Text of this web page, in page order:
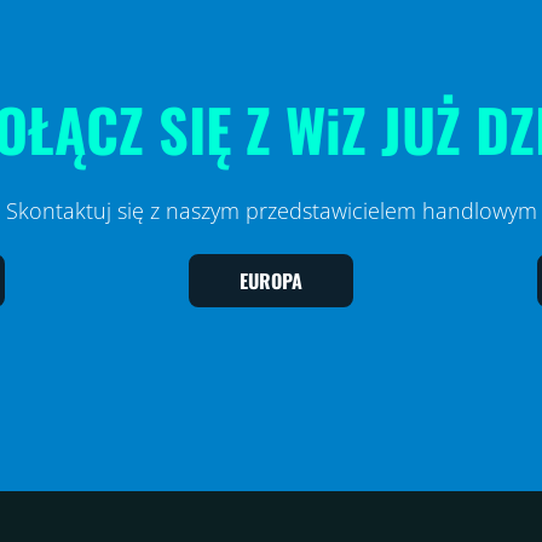
SIĘ Z WiZ JUŻ
Skontaktuj się z naszym przedstawicielem handlowym
EUROPA